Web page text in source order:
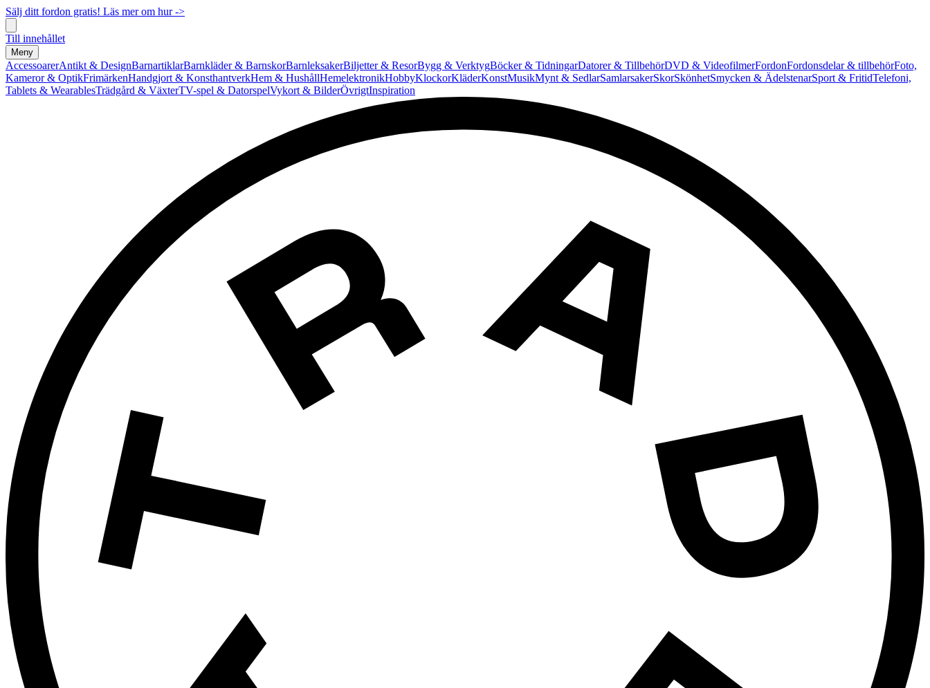
Sälj ditt fordon gratis! Läs mer om hur ->
Till innehållet
Meny
AccessoarerAntikt & DesignBarnartiklarBarnkläder & BarnskorBarnleksakerBiljetter & ResorBygg & VerktygBöcker & TidningarDatorer & TillbehörDVD & VideofilmerFordonFordonsdelar & tillbehörFoto,
Kameror & OptikFrimärkenHandgjort & KonsthantverkHem & HushållHemelektronikHobbyKlockorKläderKonstMusikMynt & SedlarSamlarsakerSkorSkönhetSmycken & ÄdelstenarSport & FritidTelefoni,
Tablets & WearablesTrädgård & VäxterTV-spel & DatorspelVykort & BilderÖvrigtInspiration